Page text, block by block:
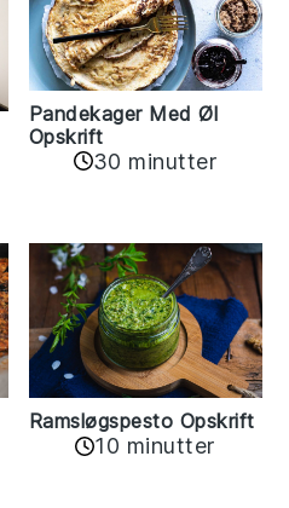
Pandekager Med Øl
Opskrift
30 minutter
Ramsløgspesto Opskrift
10 minutter